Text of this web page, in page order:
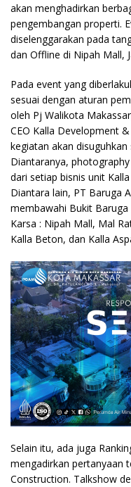
akan menghadirkan
pengembangan properti.
diselenggarakan pada
dan Offline di Nipah Mall,
Pada event yang
sesuai dengan aturan
oleh Pj Walikota
CEO Kalla Development
kegiatan akan
Diantaranya,
dari setiap bisnis unit
Diantara lain, PT Baruga
membawahi Bukit
Karsa : Nipah Mall, Mal
Kalla Beton, dan Kalla
Selain itu, ada juga
mengadirkan pertanyaan
Construction. Talkshow